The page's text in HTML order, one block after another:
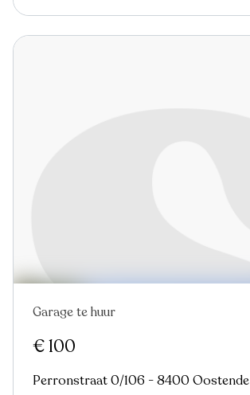
Nieuw
Garage te huur
€ 100
Perronstraat 0/106 - 8400 Oostende